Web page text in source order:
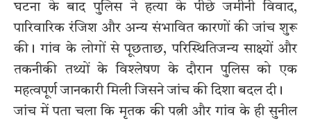
घटना के बाद पुलिस ने हत्या के पीछे जमीनी विवाद,
पारिवारिक रंजिश और अन्य संभावित कारणों की जांच शुरू
की। गांव के लोगों से पूछताछ, परिस्थितिजन्य साक्ष्यों और
तकनीकी तथ्यों के विश्लेषण के दौरान पुलिस को एक
महत्वपूर्ण जानकारी मिली जिसने जांच की दिशा बदल दी।
जांच में पता चला कि मृतक की पत्नी और गांव के ही सुनील